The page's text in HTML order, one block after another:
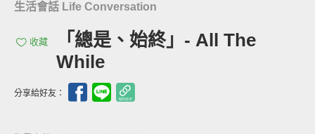
生活會話 Life Conversation
收藏
「總是、始終」- All The
While
分享給好友：